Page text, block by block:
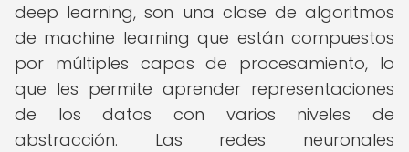
deep learning, son una clase de algoritmos
de machine learning que están compuestos
por múltiples capas de procesamiento, lo
que les permite aprender representaciones
de los datos con varios niveles de
abstracción. Las redes neuronales